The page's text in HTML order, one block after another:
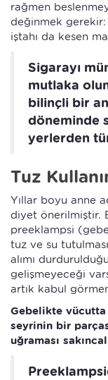
rağmen
değinmek gerekir:
iştahı da kesen
Sigarayı
mutlaka
bilinçli bir
döneminde
yerlerden
Tuz
Yıllar boyu anne
diyet önerilmiştir.
preeklampsi
tuz ve su
alımı
gelişmeyeceği
artık kabul
Gebelikte vücutta
seyrinin bir
uğraması